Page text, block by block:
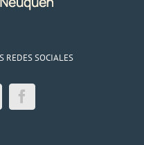
REDES SOCIALES